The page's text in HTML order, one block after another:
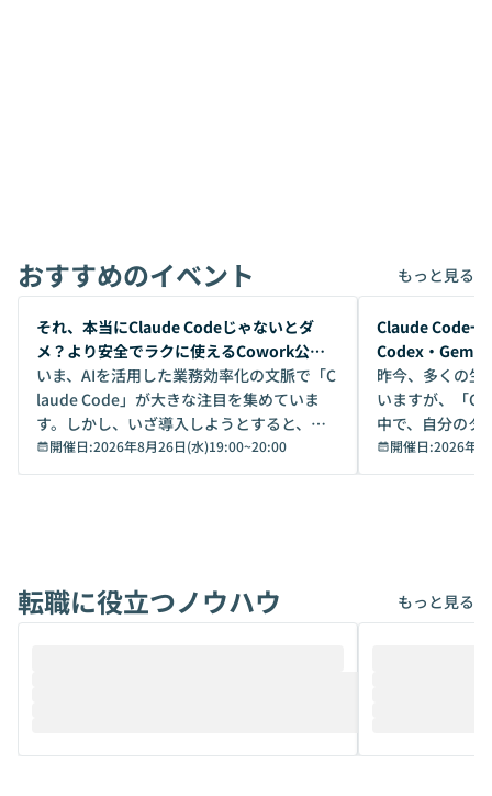
おすすめのイベント もっと見る
開催前
それ、本当にClaude Codeじゃないとダ
メ？より安全でラクに使えるCowork公開
デモ
いま、AIを活用した業務効率化の文脈で「C
laude Code」が大きな注目を集めていま
す。しかし、いざ導入しようとすると、セ
キュリティ面の懸念や権限管理のハードル
から、気軽に使えないケースも多いのでは
けでなく、想像以上の範囲まで自動化でき
ることは、まだあまり知られていません。
メルカリでの判断基準をもとに「なぜClau
開催日:2026年8月26日(水)19:00~20:00
開催前
Claude Code一
Codex・
昨今、多くの生
いますが、「
中で、自分のタ
いいのか」を自
か？ 「なんとなく誰かが良いと言っていた
は、評判では
ているAIを選ぶこ
それぞれの本当
開催日:2026年8
転職に役立つノウハウ もっと見る